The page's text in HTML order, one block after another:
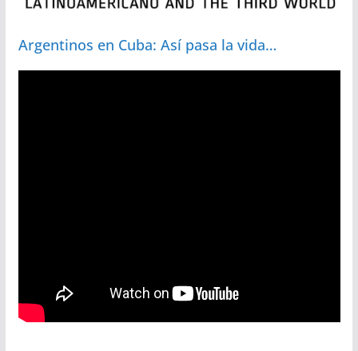
Argentinos en Cuba: Así pasa la vida…